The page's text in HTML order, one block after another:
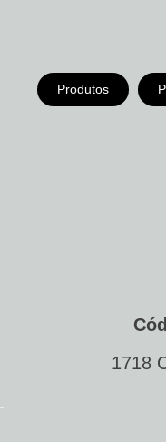
Produtos
1718